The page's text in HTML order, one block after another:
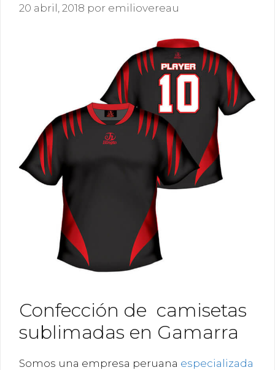
20 abril, 2018 por emiliovereau
Confección de camisetas
sublimadas en Gamarra
Somos una empresa peruana especializada